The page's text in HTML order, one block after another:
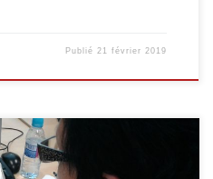
Publié21 février 2019